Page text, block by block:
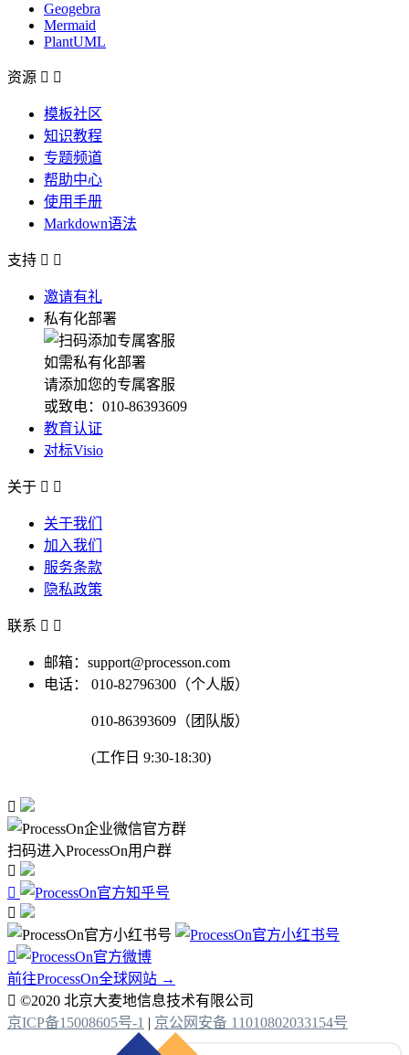
Geogebra
Mermaid
PlantUML
资源  
模板社区
知识教程
专题频道
帮助中心
使用手册
Markdown语法
支持  
邀请有礼
私有化部署
如需私有化部署
请添加您的专属客服
或致电：010-86393609
教育认证
对标Visio
关于  
关于我们
加入我们
服务条款
隐私政策
联系  
邮箱：support@processon.com
电话：
010-82796300（个人版）
010-86393609（团队版）
(工作日 9:30-18:30)

扫码进入ProcessOn用户群




前往ProcessOn全球网站 →
 ©2020 北京大麦地信息技术有限公司
京ICP备15008605号-1 | 京公网安备 11010802033154号